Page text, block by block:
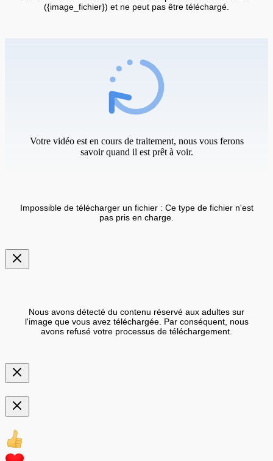
({image_fichier}) et ne peut pas être téléchargé.
Votre vidéo est en cours de traitement, nous vous ferons
savoir quand il est prêt à voir.
Impossible de télécharger un fichier : Ce type de fichier n'est
pas pris en charge.
Nous avons détecté du contenu réservé aux adultes sur
l'image que vous avez téléchargée. Par conséquent, nous
avons refusé votre processus de téléchargement.